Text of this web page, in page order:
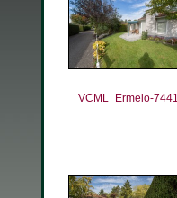
VCML_Ermelo-7441